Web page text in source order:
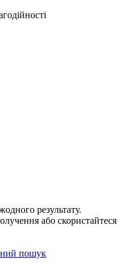
результату.
або скористайтеся
пошук